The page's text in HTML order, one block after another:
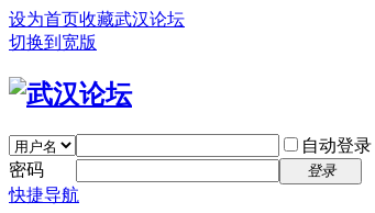
设为首页收藏武汉论坛
切换到宽版
自动登录
密码
登录
快捷导航